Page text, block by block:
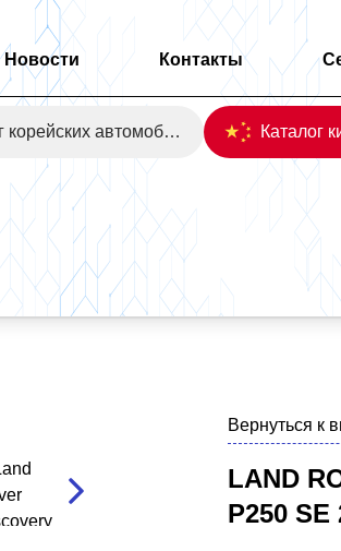
Новости Контакты
Каталог корейских автомобилей
Вернуться к
LAND
P250 SE